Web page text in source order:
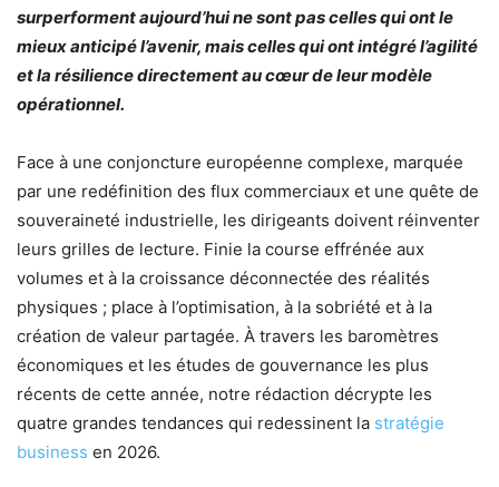
surperforment aujourd’hui ne sont pas celles qui ont le
mieux anticipé l’avenir, mais celles qui ont intégré l’agilité
et la résilience directement au cœur de leur modèle
opérationnel.
Face à une conjoncture européenne complexe, marquée
par une redéfinition des flux commerciaux et une quête de
souveraineté industrielle, les dirigeants doivent réinventer
leurs grilles de lecture. Finie la course effrénée aux
volumes et à la croissance déconnectée des réalités
physiques ; place à l’optimisation, à la sobriété et à la
création de valeur partagée. À travers les baromètres
économiques et les études de gouvernance les plus
récents de cette année, notre rédaction décrypte les
quatre grandes tendances qui redessinent la stratégie
business en 2026.